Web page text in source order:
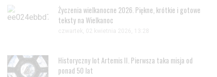
Życzenia wielkanocne 2026. Piękne, krótkie i gotowe
teksty na Wielkanoc
czwartek, 02 kwietnia 2026, 13:28
Historyczny lot Artemis II. Pierwsza taka misja od
ponad 50 lat